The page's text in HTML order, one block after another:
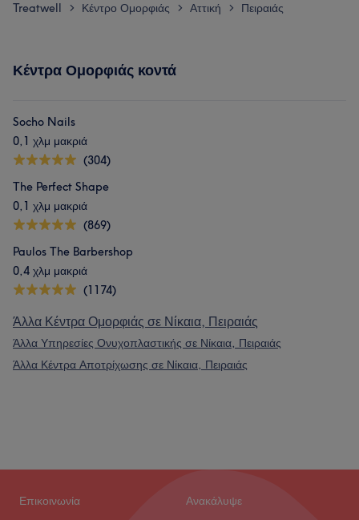
Treatwell > Κέντρο Ομορφιάς > Αττική > Πειραιάς
Κέντρα Ομορφιάς κοντά
Socho Nails
0,1 χλμ μακριά
(304)
The Perfect Shape
0,1 χλμ μακριά
(869)
Paulos The Barbershop
0,4 χλμ μακριά
(1174)
Άλλα Κέντρα Ομορφιάς σε Νίκαια, Πειραιάς
Άλλα Υπηρεσίες Ονυχοπλαστικής σε Νίκαια, Πειραιάς
Άλλα Κέντρα Αποτρίχωσης σε Νίκαια, Πειραιάς
Επικοινωνία Ανακάλυψε